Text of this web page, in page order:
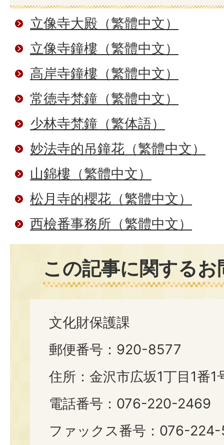
立像寺大殿（繁體中文）
立像寺鐘樓（繁體中文）
高岸寺鐘樓（繁體中文）
常徳寺梵鐘（繁體中文）
少林寺梵鐘（繁体語）
妙法寺的吊鐘花（繁體中文）
山錦樓（繁體中文）
松月寺的櫻花（繁體中文）
西檢番事務所（繁體中文）
この記事に関する
文化財保護課
郵便番号：920-8577
住所：金沢市広坂1丁目1番1
電話番号：076-220-2469
ファックス番号：076-